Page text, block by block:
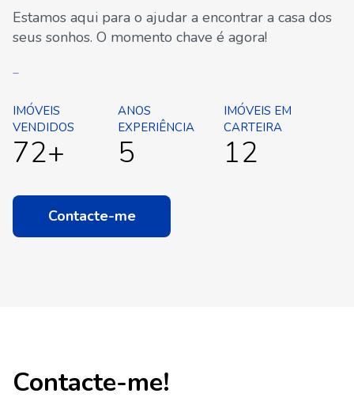
Estamos aqui para o ajudar a encontrar a casa dos
seus sonhos. O momento chave é agora!
_
IMÓVEIS
VENDIDOS
72+
ANOS
EXPERIÊNCIA
5
IMÓVEIS EM
CARTEIRA
12
Contacte-me
Contacte-me!